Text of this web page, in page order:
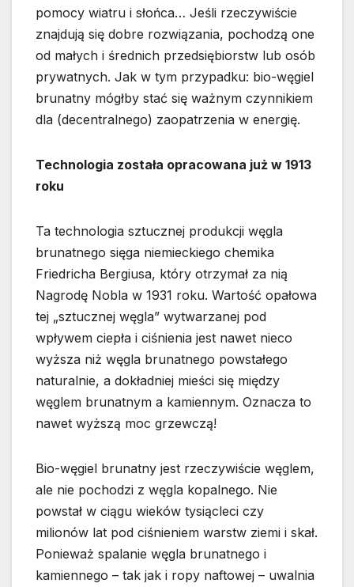
pomocy wiatru i słońca… Jeśli rzeczywiście
znajdują się dobre rozwiązania, pochodzą one
od małych i średnich przedsiębiorstw lub osób
prywatnych. Jak w tym przypadku: bio-węgiel
brunatny mógłby stać się ważnym czynnikiem
dla (decentralnego) zaopatrzenia w energię.
Technologia została opracowana już w 1913
roku
Ta technologia sztucznej produkcji węgla
brunatnego sięga niemieckiego chemika
Friedricha Bergiusa, który otrzymał za nią
Nagrodę Nobla w 1931 roku. Wartość opałowa
tej „sztucznej węgla” wytwarzanej pod
wpływem ciepła i ciśnienia jest nawet nieco
wyższa niż węgla brunatnego powstałego
naturalnie, a dokładniej mieści się między
węglem brunatnym a kamiennym. Oznacza to
nawet wyższą moc grzewczą!
Bio-węgiel brunatny jest rzeczywiście węglem,
ale nie pochodzi z węgla kopalnego. Nie
powstał w ciągu wieków tysiącleci czy
milionów lat pod ciśnieniem warstw ziemi i skał.
Ponieważ spalanie węgla brunatnego i
kamiennego – tak jak i ropy naftowej – uwalnia